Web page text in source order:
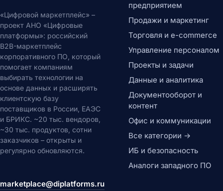
«Цифровой маркетплейс» –
проект АНО «Цифровые
платформы»: российский
B2B-маркетплейс
корпоративного ПО, который
помогает компаниям
выбирать технологии на
основе данных и расширять
клиентскую базу
поставщиков в России, ЕАЭС
и БРИКС. ~20 тыс. вендоров,
~30 тыс. продуктов, сотни
заказчиков – открыты и
регулярно обновляются.
marketplace@diplatforms.ru
предприятием
Продажи и маркетинг
Торговля и e-commerce
Управление персоналом
Проекты и задачи
Данные и аналитика
Документооборот и
контент
Офис и коммуникации
Все категории →
ИБ и безопасность
Аналоги западного ПО